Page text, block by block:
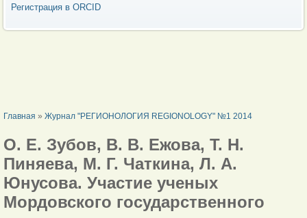
Регистрация в ORCID
ВЫ ЗДЕСЬ
Главная » Журнал "РЕГИОНОЛОГИЯ REGIONOLOGY" №1 2014
О. Е. Зубов, В. В. Ежова, Т. Н.
Пиняева, М. Г. Чаткина, Л. А.
Юнусова. Участие ученых
Мордовского государственного